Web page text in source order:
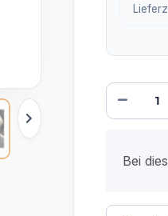
Bei